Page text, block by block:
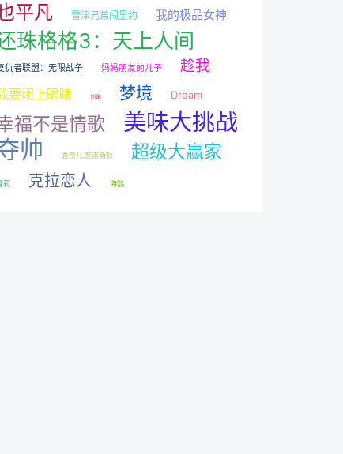
平凡 雪津兄弟闯里约 我的极品女神
珠格格3：天上人间
仇者联盟：无限战争 妈妈朋友的儿子 趁我
要闭上眼睛 刘琳 梦境 Dream
福不是情歌 美味大挑战
帅 香奈儿.普雷斯顿 超级大赢家
莉 克拉恋人 海鸥